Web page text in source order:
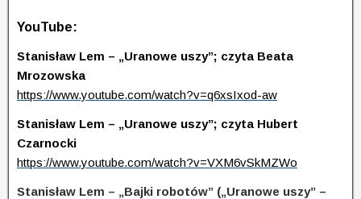
YouTube:
Stanisław Lem – „Uranowe uszy”; czyta Beata
Mrozowska
https://www.youtube.com/watch?v=q6xsIxod-aw
Stanisław Lem – „Uranowe uszy”; czyta Hubert
Czarnocki
https://www.youtube.com/watch?v=VXM6vSkMZWo
Stanisław Lem – „Bajki robotów” („Uranowe uszy” –